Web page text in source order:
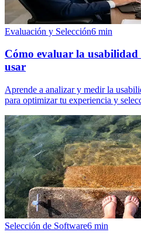
Evaluación y Selección6 min
Cómo evaluar la usabilidad
usar
Aprende a analizar y medir la
para optimizar tu experiencia y
Selección de Software6 min